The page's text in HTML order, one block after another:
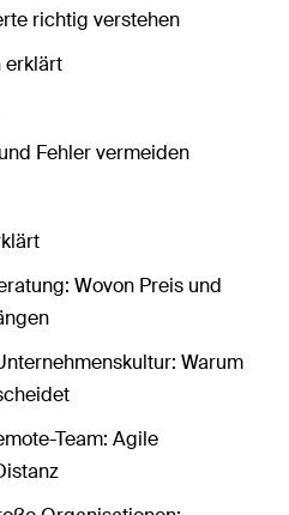
richtig verstehen
erklärt
Fehler vermeiden
Wovon Preis und
Warum
Team: Agile